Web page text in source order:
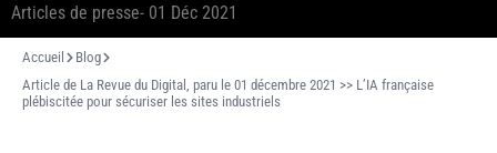
Articles de presse- 01 Déc 2021
Accueil
Blog
Article de La Revue du Digital, paru le 01 décembre 2021 >> L’IA française
plébiscitée pour sécuriser les sites industriels